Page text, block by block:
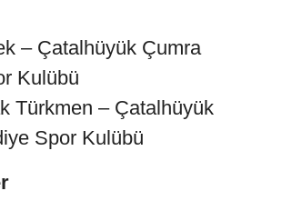
– Çatalhüyük Çumra
Kulübü
Türkmen – Çatalhüyük
Spor Kulübü